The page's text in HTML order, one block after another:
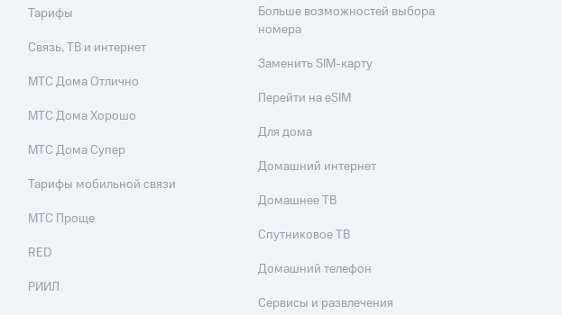
Тарифы
Связь, ТВ и интернет
МТС Дома Отлично
МТС Дома Хорошо
МТС Дома Супер
Тарифы мобильной связи
МТС Проще
RED
РИИЛ
Больше возможностей выбора
номера
Заменить SIM-карту
Перейти на eSIM
Для дома
Домашний интернет
Домашнее ТВ
Спутниковое ТВ
Домашний телефон
Сервисы и развлечения